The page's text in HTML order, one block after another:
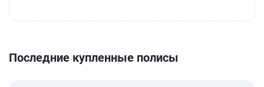
Последние купленные полисы